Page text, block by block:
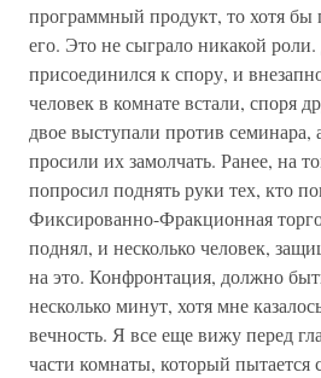
программный продукт, то хотя бы
его. Это не сыграло никакой
присоединился к спору, и
человек в комнате встали, споря
двое выступали против семинара,
просили их замолчать. Ранее, на
попросил поднять руки тех, кто
Фиксированно-Фракционная
поднял, и несколько человек,
на это. Конфронтация, должно
несколько минут, хотя мне
вечность. Я все еще вижу перед
части комнаты, который пытается